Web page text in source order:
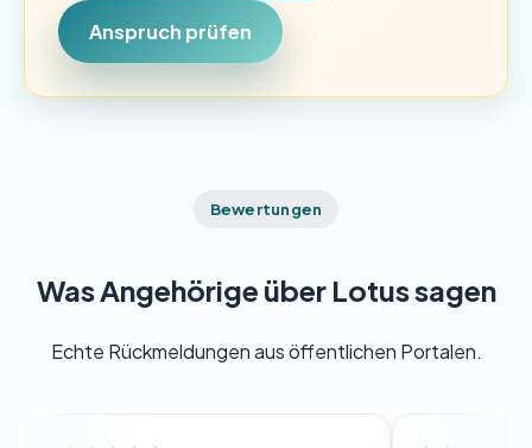
Anspruch prüfen
Bewertungen
Was Angehörige über Lotus sagen
Echte Rückmeldungen aus öffentlichen Portalen.